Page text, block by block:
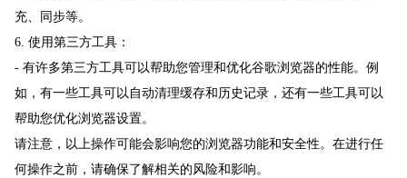
充、同步等。
6. 使用第三方工具：
- 有许多第三方工具可以帮助您管理和优化谷歌浏览器的性能。例
如，有一些工具可以自动清理缓存和历史记录，还有一些工具可以
帮助您优化浏览器设置。
请注意，以上操作可能会影响您的浏览器功能和安全性。在进行任
何操作之前，请确保了解相关的风险和影响。